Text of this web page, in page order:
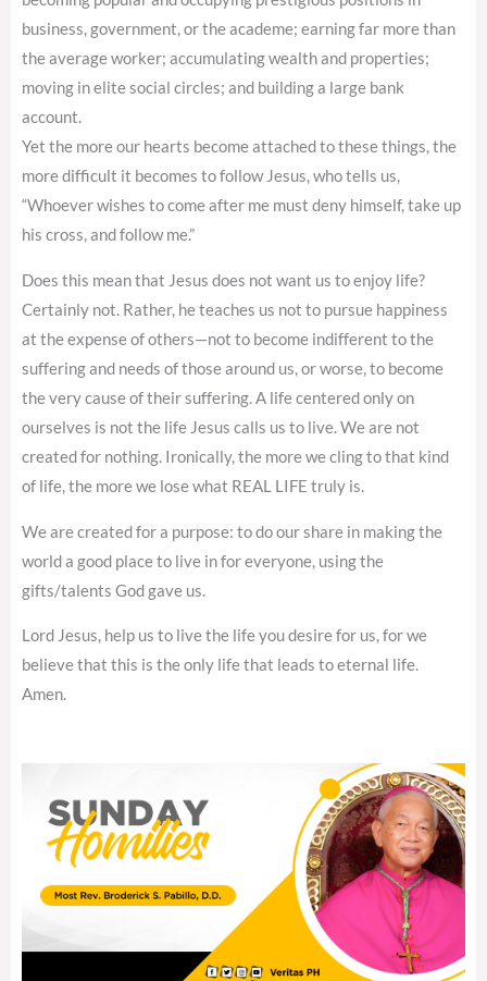
business, government, or the academe; earning far more than
the average worker; accumulating wealth and properties;
moving in elite social circles; and building a large bank
account.
Yet the more our hearts become attached to these things, the
more difficult it becomes to follow Jesus, who tells us,
“Whoever wishes to come after me must deny himself, take up
his cross, and follow me.”
Does this mean that Jesus does not want us to enjoy life?
Certainly not. Rather, he teaches us not to pursue happiness
at the expense of others—not to become indifferent to the
suffering and needs of those around us, or worse, to become
the very cause of their suffering. A life centered only on
ourselves is not the life Jesus calls us to live. We are not
created for nothing. Ironically, the more we cling to that kind
of life, the more we lose what REAL LIFE truly is.
We are created for a purpose: to do our share in making the
world a good place to live in for everyone, using the
gifts/talents God gave us.
Lord Jesus, help us to live the life you desire for us, for we
believe that this is the only life that leads to eternal life.
Amen.